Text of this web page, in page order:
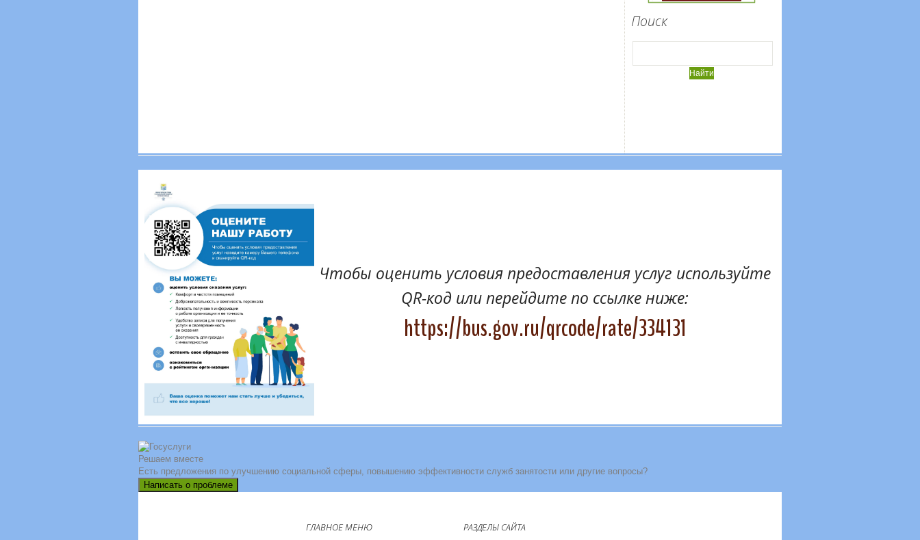
Поиск
Чтобы оценить условия предоставления услуг используйте
QR-код или перейдите по ссылке ниже:
https://bus.gov.ru/qrcode/rate/334131
Решаем вместе
Есть предложения по улучшению социальной сферы, повышению эффективности служб занятости или другие вопросы?
Написать о проблеме
ГЛАВНОЕ МЕНЮ РАЗДЕЛЫ САЙТА